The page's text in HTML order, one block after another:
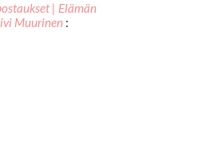
| Elämän
Muurinen :